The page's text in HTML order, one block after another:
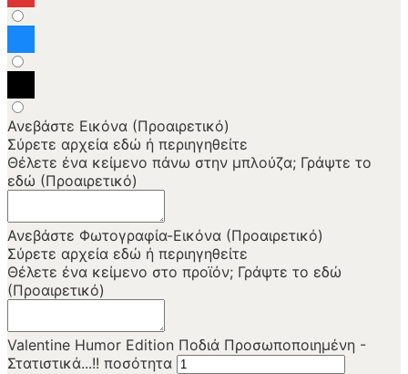
Ανεβάστε Εικόνα (Προαιρετικό)
Σύρετε αρχεία εδώ ή περιηγηθείτε
Θέλετε ένα κείμενο πάνω στην μπλούζα; Γράψτε το
εδώ (Προαιρετικό)
Ανεβάστε Φωτογραφία-Εικόνα (Προαιρετικό)
Σύρετε αρχεία εδώ ή περιηγηθείτε
Θέλετε ένα κείμενο στο προϊόν; Γράψτε το εδώ
(Προαιρετικό)
Valentine Humor Edition Ποδιά Προσωποποιημένη -
Στατιστικά...!! ποσότητα